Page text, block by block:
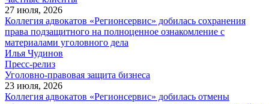
27 июля, 2026
Коллегия адвокатов «Регионсервис» добилась сохранения
права подзащитного на полноценное ознакомление с
материалами уголовного дела
Илья Чудинов
Пресс-релиз
Уголовно-правовая защита бизнеса
23 июля, 2026
Коллегия адвокатов «Регионсервис» добилась отмены